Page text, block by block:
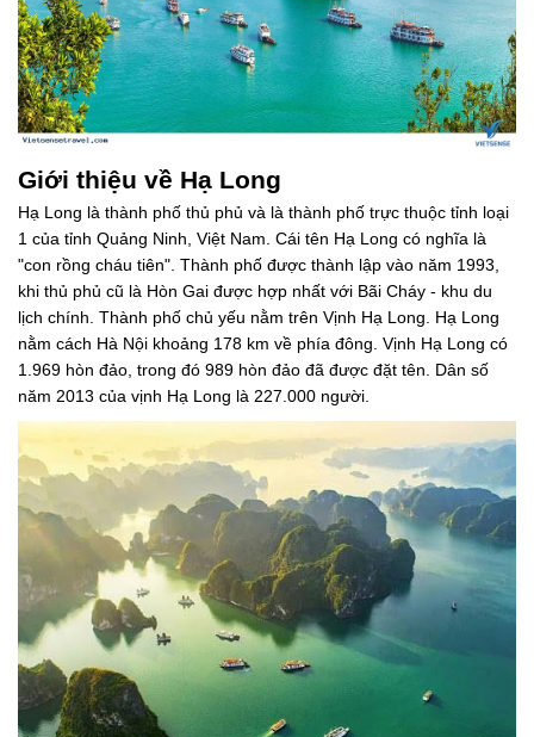
Giới thiệu về Hạ Long
Hạ Long là thành phố thủ phủ và là thành phố trực thuộc tỉnh loại
1 của tỉnh Quảng Ninh, Việt Nam. Cái tên Hạ Long có nghĩa là
"con rồng cháu tiên". Thành phố được thành lập vào năm 1993,
khi thủ phủ cũ là Hòn Gai được hợp nhất với Bãi Cháy - khu du
lịch chính. Thành phố chủ yếu nằm trên Vịnh Hạ Long. Hạ Long
nằm cách Hà Nội khoảng 178 km về phía đông. Vịnh Hạ Long có
1.969 hòn đảo, trong đó 989 hòn đảo đã được đặt tên. Dân số
năm 2013 của vịnh Hạ Long là 227.000 người.